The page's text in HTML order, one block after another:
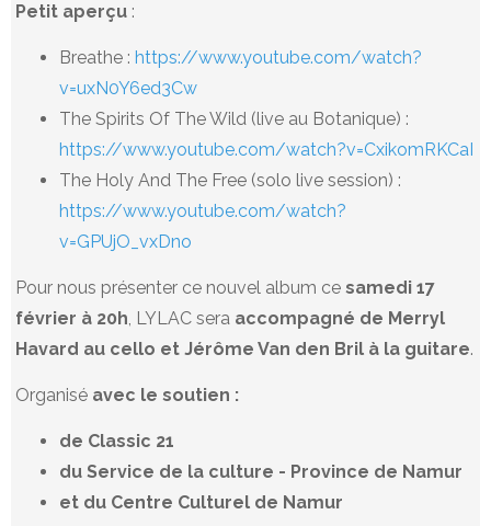
Petit aperçu :
Breathe : https://www.youtube.com/watch?
v=uxN0Y6ed3Cw
The Spirits Of The Wild (live au Botanique) :
https://www.youtube.com/watch?v=CxikomRKCaI
The Holy And The Free (solo live session) :
https://www.youtube.com/watch?
v=GPUjO_vxDno
Pour nous présenter ce nouvel album cesamedi 17
février à 20h, LYLAC sera accompagné de Merryl
Havard au cello et Jérôme Van den Bril à la guitare.
Organisé avec le soutien :
de Classic 21
du Service de la culture - Province de Namur
et du Centre Culturel de Namur